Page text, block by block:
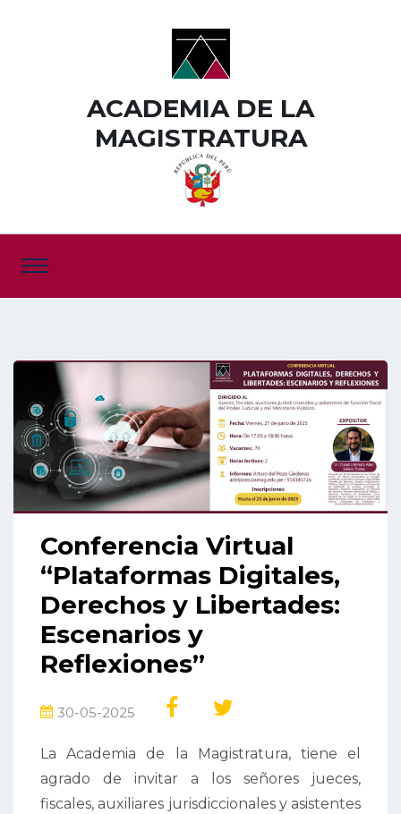
ACADEMIA DE LA
MAGISTRATURA
Conferencia Virtual
“Plataformas Digitales,
Derechos y Libertades:
Escenarios y
Reflexiones”
30-05-2025
La Academia de la Magistratura, tiene el
agrado de invitar a los señores jueces,
fiscales, auxiliares jurisdiccionales y asistentes